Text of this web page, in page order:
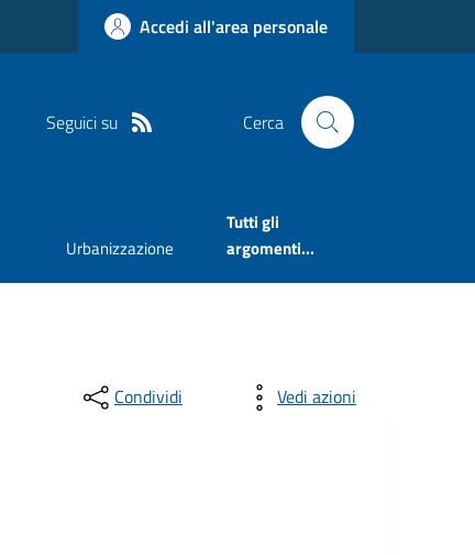
Accedi all'area personale
Seguici su Cerca
Urbanizzazione
Tutti gli
argomenti...
Condividi Vedi azioni